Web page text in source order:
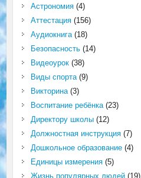
Астрономия(4)
Аттестация(156)
Аудиокнига(18)
Безопасность(14)
Видеоурок(38)
Виды спорта(9)
Викторина(3)
Воспитание ребёнка(23)
Директору школы(12)
Должностная инструкция(7)
Дошкольное образование(4)
Единицы измерения(5)
Жизнь популярных людей(19)